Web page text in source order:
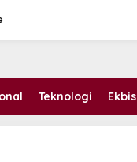
Teknologi Ekbis